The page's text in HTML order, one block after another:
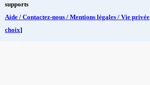
supports
Aide / Contactez-nous / Mentions légales / Vie privée
choix]